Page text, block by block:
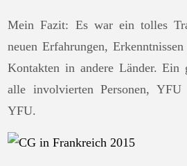
Mein Fazit: Es war ein tolles
neuen Erfahrungen,
Kontakten in andere Länder. Ein
alle involvierten Personen,
YFU.